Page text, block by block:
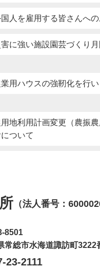
人を雇用する皆さんへ
害に強い施設園芸づくり
用ハウスの強靭化を行い
用地利用計画変更（農振
ついて
（法人番号：
8501
常総市水海道諏訪町3222
23-2111